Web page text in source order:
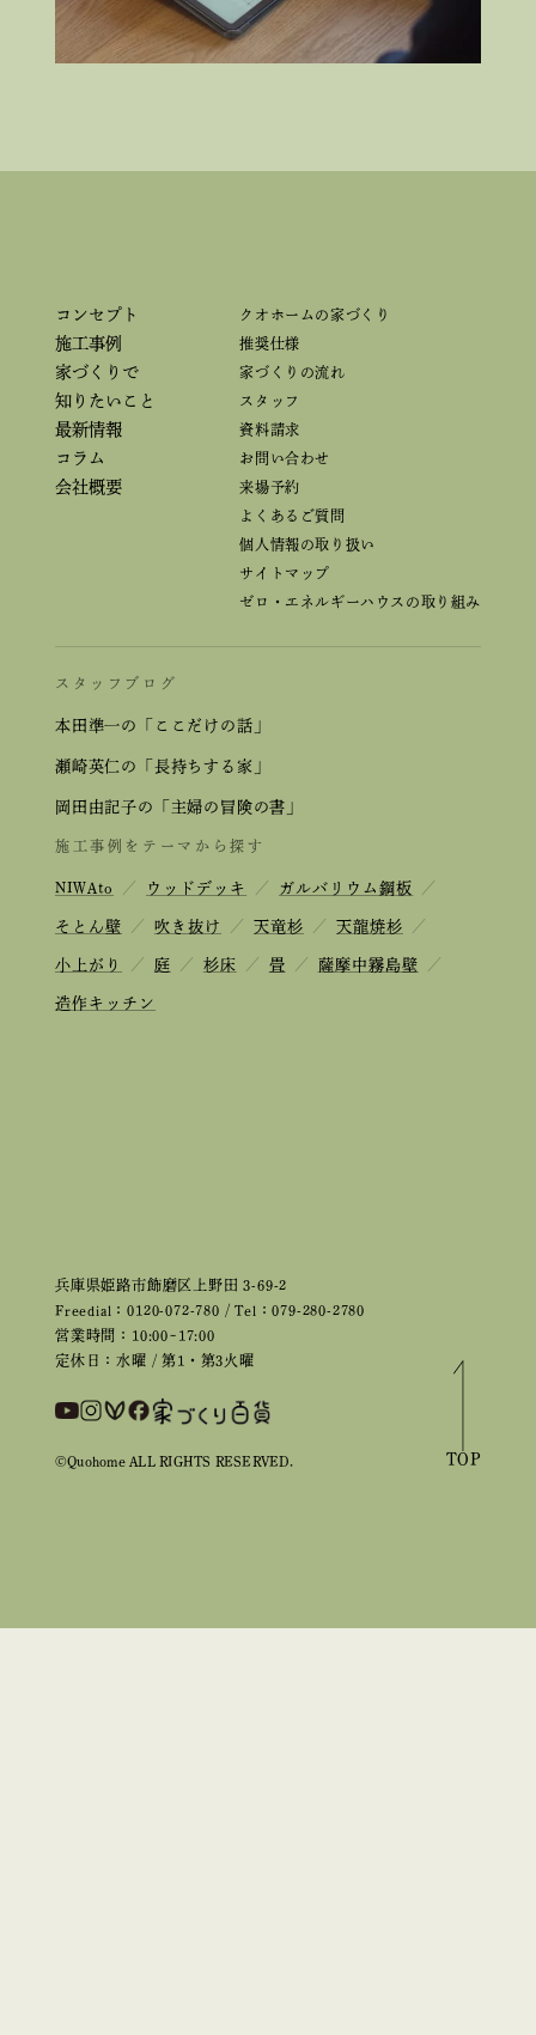
兵庫県姫路市飾磨区上野田 3-69-2
Freedial：0120-072-780 / Tel：079-280-2780
営業時間：10:00~17:00
定休日：水曜 / 第1・第3火曜
コンセプト
施工事例
家づくりで
知りたいこと
最新情報
コラム
会社概要
クオホームの家づくり
推奨仕様
家づくりの流れ
スタッフ
資料請求
お問い合わせ
来場予約
よくあるご質問
個人情報の取り扱い
サイトマップ
ゼロ・エネルギーハウスの取り組み
スタッフブログ
本田準一の「ここだけの話」
瀬崎英仁の「長持ちする家」
岡田由記子の「主婦の冒険の書」
施工事例をテーマから探す
NIWAto ／ ウッドデッキ ／ ガルバリウム鋼板 ／
そとん壁 ／ 吹き抜け ／ 天竜杉 ／ 天龍焼杉 ／
小上がり ／ 庭 ／ 杉床 ／ 畳 ／ 薩摩中霧島壁 ／
造作キッチン
©Quohome ALL RIGHTS RESERVED. TOP